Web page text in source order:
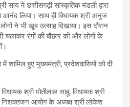
साय ने छत्तीसगढ़ी सांस्कृतिक मंडली द्वारा
आनंद लिया। साथ ही विधायक श्री अनुज
ने भी खूब उत्साह दिखाया। इस दौरान
चलाकर रंगों की बौछार की और लोगों के
श्री मोतीलाल साहू, विधायक श्री
निशक्तजन आयोग के अध्यक्ष श्री लोकेश